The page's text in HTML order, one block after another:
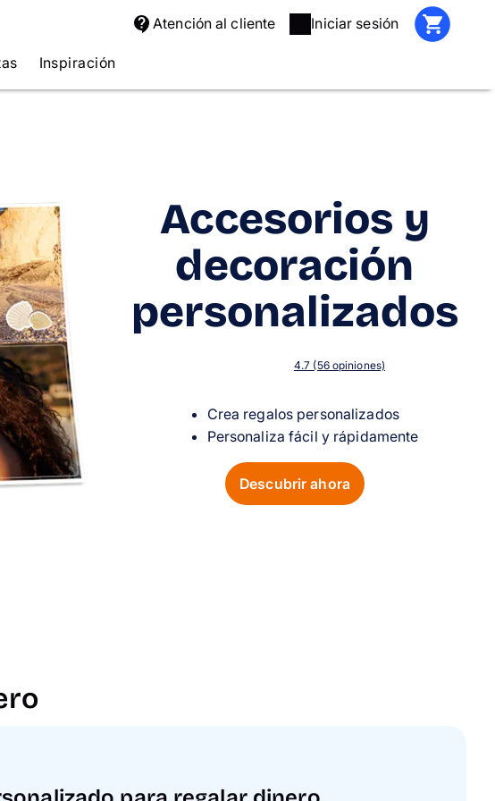
Atención al cliente Iniciar sesión
Inspiración
Accesorios y
decoración
personalizados
4.7 (56 opiniones)
Crea regalos personalizados
Personaliza fácil y rápidamente
Descubrir ahora